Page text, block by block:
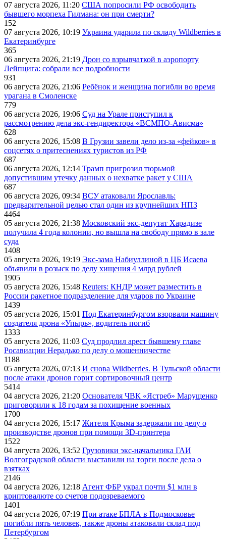
07 августа 2026, 11:20 США попросили РФ освободить
бывшего морпеха Гилмана: он при смерти?
152
07 августа 2026, 10:19 Украина ударила по складу Wildberries в
Екатеринбурге
365
06 августа 2026, 21:19 Дрон со взрывчаткой в аэропорту
Лейпцига: собрали все подробности
931
06 августа 2026, 21:06 Ребёнок и женщина погибли во время
урагана в Смоленске
779
06 августа 2026, 19:06 Суд на Урале приступил к
рассмотрению дела экс-гендиректора «ВСМПО-Ависма»
628
06 августа 2026, 15:08 В Грузии завели дело из-за «фейков» в
соцсетях о притеснениях туристов из РФ
687
06 августа 2026, 12:14 Трамп пригрозил тюрьмой
допустившим утечку данных о нехватке ракет у США
687
06 августа 2026, 09:34 ВСУ атаковали Ярославль:
предварительной целью стал один из крупнейших НПЗ
4464
05 августа 2026, 21:38 Московский экс-депутат Харадизе
получила 4 года колонии, но вышла на свободу прямо в зале
суда
1408
05 августа 2026, 19:19 Экс-зама Набиуллиной в ЦБ Исаева
объявили в розыск по делу хищения 4 млрд рублей
1905
05 августа 2026, 15:48 Reuters: КНДР может разместить в
России ракетное подразделение для ударов по Украине
1439
05 августа 2026, 15:01 Под Екатеринбургом взорвали машину
создателя дрона «Упырь», водитель погиб
1333
05 августа 2026, 11:03 Суд продлил арест бывшему главе
Росавиации Нерадько по делу о мошенничестве
1188
05 августа 2026, 07:13 И снова Wildberries. В Тульской области
после атаки дронов горит сортировочный центр
5414
04 августа 2026, 21:20 Основателя ЧВК «Ястреб» Марущенко
приговорили к 18 годам за похищение военных
1700
04 августа 2026, 15:17 Жителя Крыма задержали по делу о
производстве дронов при помощи 3D‑принтера
1522
04 августа 2026, 13:52 Грузовики экс-начальника ГАИ
Волгоградской области выставили на торги после дела о
взятках
2146
04 августа 2026, 12:18 Агент ФБР украл почти $1 млн в
криптовалюте со счетов подозреваемого
1401
04 августа 2026, 07:19 При атаке БПЛА в Подмосковье
погибли пять человек, также дроны атаковали склад под
Петербургом